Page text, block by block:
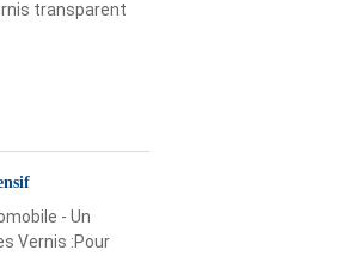
transparent
- Un
Vernis :Pour